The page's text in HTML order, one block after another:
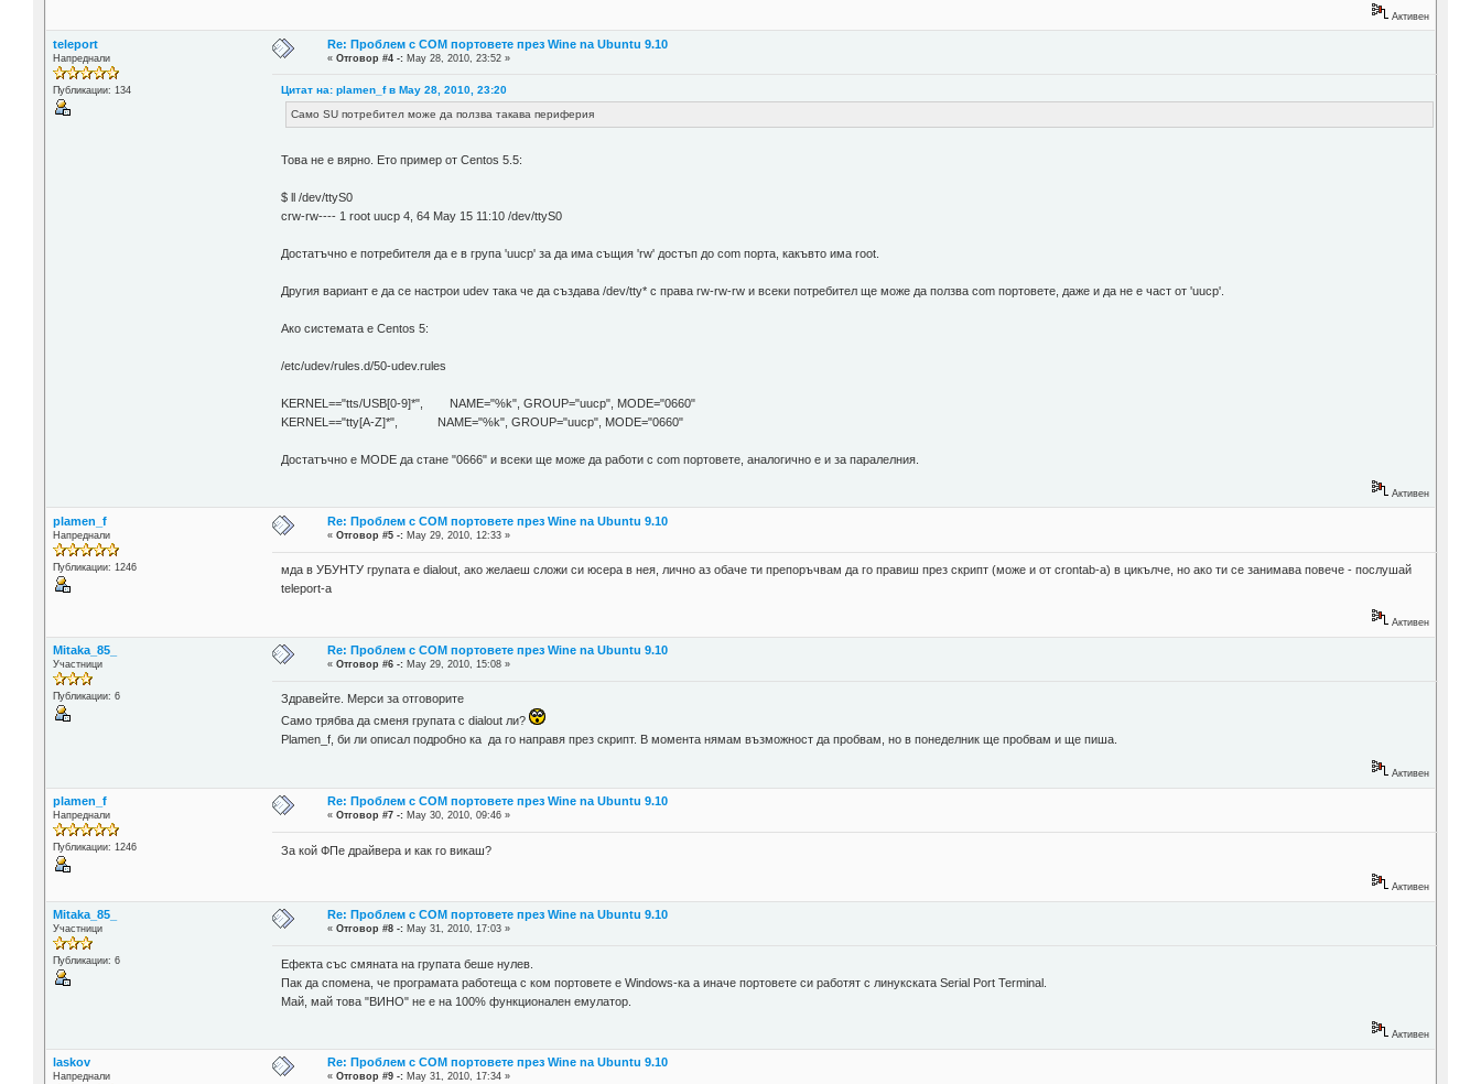
Активен
teleport
Напреднали
Публикации: 134
Re: Проблем с COM портовете през Wine na Ubuntu 9.10
«Отговор #4 -: May 28, 2010, 23:52 »
Цитат на: plamen_f в May 28, 2010, 23:20
Само SU потребител може да ползва такава периферия
Това не е вярно. Ето пример от Centos 5.5:
$ ll /dev/ttyS0
crw-rw---- 1 root uucp 4, 64 May 15 11:10 /dev/ttyS0
Достатъчно е потребителя да е в група 'uucp' за да има същия 'rw' достъп до com порта, какъвто има root.
Другия вариант е да се настрои udev така че да създава /dev/tty* с права rw-rw-rw и всеки потребител ще може да ползва com портовете, даже и да не е част от 'uucp'.
Ако системата е Centos 5:
/etc/udev/rules.d/50-udev.rules
KERNEL=="tts/USB[0-9]*", NAME="%k", GROUP="uucp", MODE="0660"
KERNEL=="tty[A-Z]*", NAME="%k", GROUP="uucp", MODE="0660"
Достатъчно е MODE да стане "0666" и всеки ще може да работи с com портовете, аналогично е и за паралелния.
Активен
plamen_f
Напреднали
Публикации: 1246
Re: Проблем с COM портовете през Wine na Ubuntu 9.10
«Отговор #5 -: May 29, 2010, 12:33 »
мда в УБУНТУ групата е dialout, ако желаеш сложи си юсера в нея, лично аз обаче ти препоръчвам да го правиш през скрипт (може и от crontab-a) в цикълче, но ако ти се занимава повече - послушай
teleport-а
Активен
Mitaka_85_
Участници
Публикации: 6
Re: Проблем с COM портовете през Wine na Ubuntu 9.10
«Отговор #6 -: May 29, 2010, 15:08 »
Здравейте. Мерси за отговорите
Само трябва да сменя групата с dialout ли?
Рlamen_f, би ли описал подробно ка да го направя през скрипт. В момента нямам възможност да пробвам, но в понеделник ще пробвам и ще пиша.
Активен
plamen_f
Напреднали
Публикации: 1246
Re: Проблем с COM портовете през Wine na Ubuntu 9.10
«Отговор #7 -: May 30, 2010, 09:46 »
За кой ФПе драйвера и как го викаш?
Активен
Mitaka_85_
Участници
Публикации: 6
Re: Проблем с COM портовете през Wine na Ubuntu 9.10
«Отговор #8 -: May 31, 2010, 17:03 »
Ефекта със смяната на групата беше нулев.
Пак да спомена, че програмата работеща с ком портовете е Windows-ка а иначе портовете си работят с линукската Serial Port Terminal.
Май, май това "ВИНО" не е на 100% функционален емулатор.
Активен
laskov
Напреднали
Re: Проблем с COM портовете през Wine na Ubuntu 9.10
«Отговор #9 -: May 31, 2010, 17:34 »